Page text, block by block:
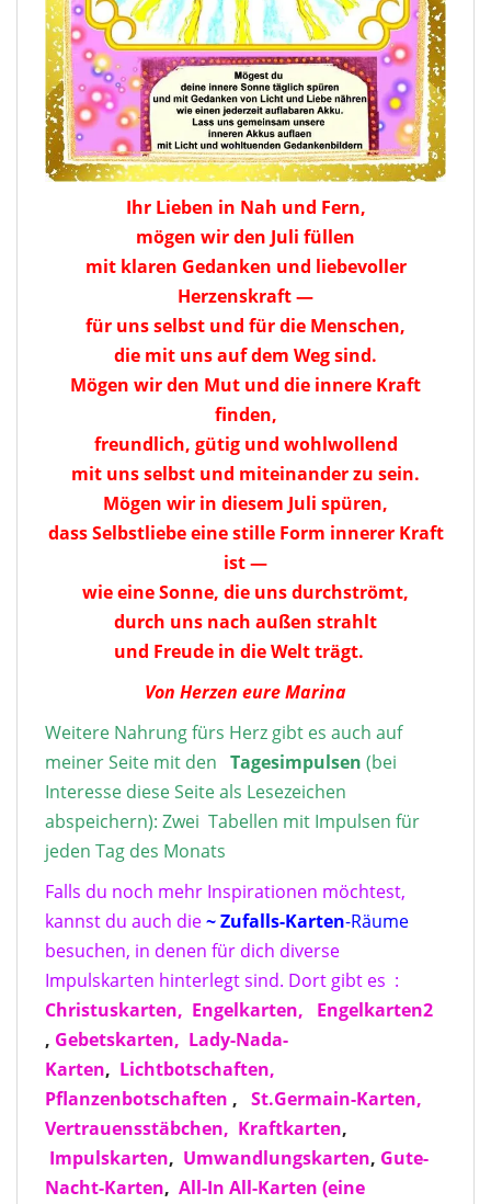
Ihr Lieben in Nah und Fern,
mögen wir den Juli füllen
mit klaren Gedanken und liebevoller
Herzenskraft —
für uns selbst und für die Menschen,
die mit uns auf dem Weg sind.
Mögen wir den Mut und die innere Kraft
finden,
freundlich, gütig und wohlwollend
mit uns selbst und miteinander zu sein.
Mögen wir in diesem Juli spüren,
dass Selbstliebe eine stille Form innerer Kraft
ist —
wie eine Sonne, die uns durchströmt,
durch uns nach außen strahlt
und Freude in die Welt trägt.
Von Herzen eure Marina
Weitere Nahrung fürs Herz gibt es auch auf
meiner Seite mit den Tagesimpulsen (bei
Interesse diese Seite als Lesezeichen
abspeichern): Zwei Tabellen mit Impulsen für
jeden Tag des Monats
Falls du noch mehr Inspirationen möchtest,
kannst du auch die~ Zufalls-Karten-Räume
besuchen, in denen für dich diverse
Impulskarten hinterlegt sind. Dort gibt es :
Christuskarten, Engelkarten,
Engelkarten2
, Gebetskarten, Lady-Nada-
Karten, Lichtbotschaften,
Pflanzenbotschaften , St.Germain-Karten,
Vertrauensstäbchen, Kraftkarten,
Impulskarten, Umwandlungskarten, Gute-
Nacht-Karten, All-In All-Karten (eine